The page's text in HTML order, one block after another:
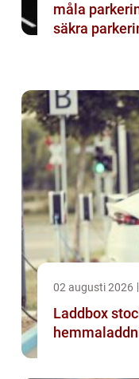
måla
säkra
02 augusti 2026
Laddbox